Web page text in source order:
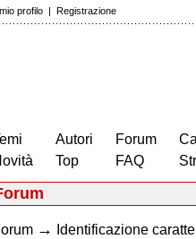
profilo | Registrazione
Autori
Top
Forum
FAQ
→ Identificazione